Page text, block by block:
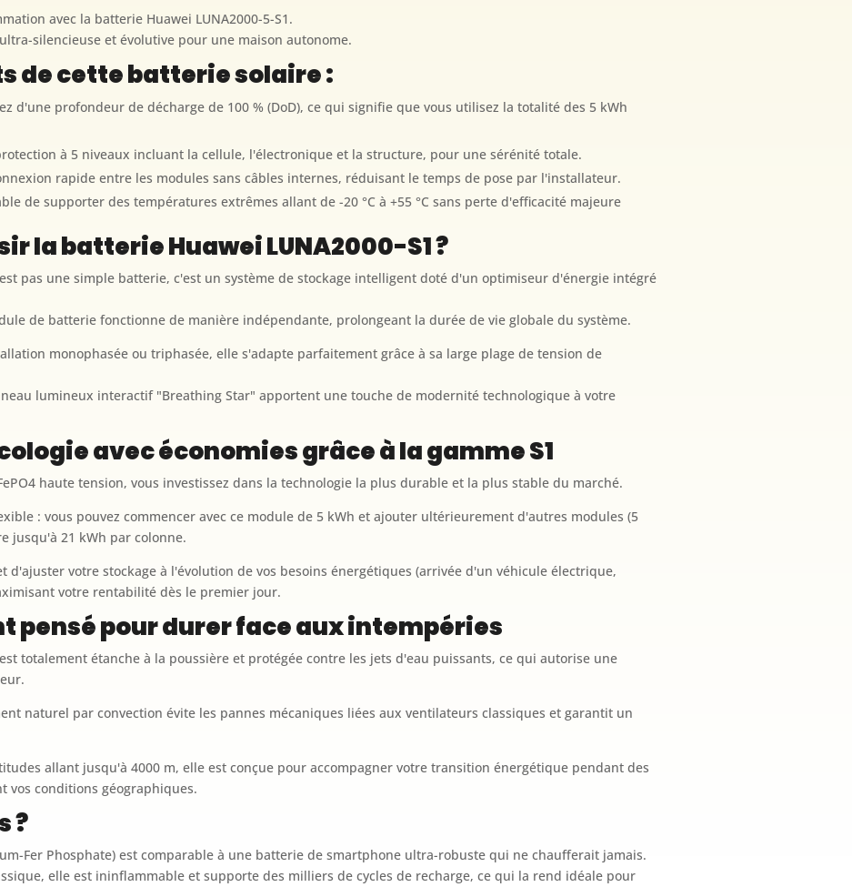
avec la batterie Huawei LUNA2000-5-S1.
silencieuse et évolutive pour une maison autonome.
de cette batterie solaire :
d'une profondeur de décharge de 100 % (DoD), ce qui signifie que vous utilisez la totalité des 5 kWh
à 5 niveaux incluant la cellule, l'électronique et la structure, pour une sérénité totale.
rapide entre les modules sans câbles internes, réduisant le temps de pose par l'installateur.
de supporter des températures extrêmes allant de -20 °C à +55 °C sans perte d'efficacité majeure
la batterie Huawei LUNA2000-S1 ?
pas une simple batterie, c'est un système de stockage intelligent doté d'un optimiseur d'énergie intégré
de batterie fonctionne de manière indépendante, prolongeant la durée de vie globale du système.
monophasée ou triphasée, elle s'adapte parfaitement grâce à sa large plage de tension de
lumineux interactif "Breathing Star" apportent une touche de modernité technologique à votre
avec économies grâce à la gamme S1
haute tension, vous investissez dans la technologie la plus durable et la plus stable du marché.
: vous pouvez commencer avec ce module de 5 kWh et ajouter ultérieurement d'autres modules (5
jusqu'à 21 kWh par colonne.
d'ajuster votre stockage à l'évolution de vos besoins énergétiques (arrivée d'un véhicule électrique,
votre rentabilité dès le premier jour.
pensé pour durer face aux intempéries
totalement étanche à la poussière et protégée contre les jets d'eau puissants, ce qui autorise une
naturel par convection évite les pannes mécaniques liées aux ventilateurs classiques et garantit un
allant jusqu'à 4000 m, elle est conçue pour accompagner votre transition énergétique pendant des
vos conditions géographiques.
?
Fer Phosphate) est comparable à une batterie de smartphone ultra-robuste qui ne chaufferait jamais.
elle est ininflammable et supporte des milliers de cycles de recharge, ce qui la rend idéale pour